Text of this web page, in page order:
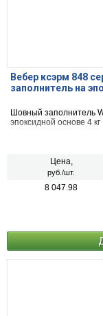
Вебер ксэрм 848
заполнитель на
Шовный заполнитель
эпоксидной основе 4 кг
Цена,
руб./шт.
8 047.98